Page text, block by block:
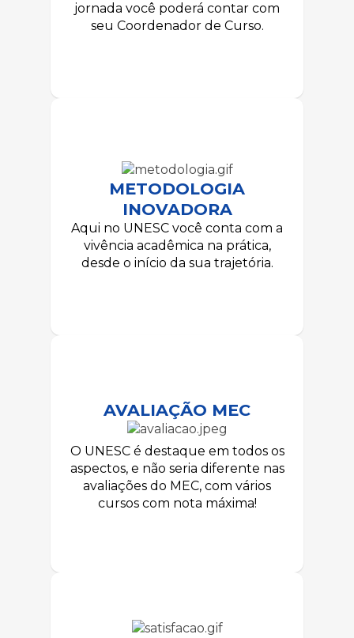
jornada você poderá contar com
seu Coordenador de Curso.
METODOLOGIA
INOVADORA
Aqui no UNESC você conta com a
vivência acadêmica na prática,
desde o início da sua trajetória.
AVALIAÇÃO MEC
O UNESC é destaque em todos os
aspectos, e não seria diferente nas
avaliações do MEC, com vários
cursos com nota máxima!